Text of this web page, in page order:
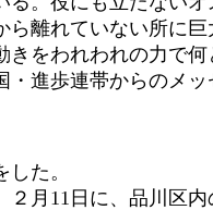
離れていない所に
をわれわれの力で何
進歩連帯からのメッ
た。
月11日に、品川区